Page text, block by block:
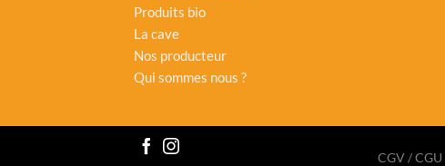
Produits bio
La cave
Nos producteur
Qui sommes nous ?
CGV / CGU